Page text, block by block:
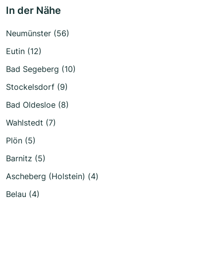
In der Nähe
Neumünster (56)
Eutin (12)
Bad Segeberg (10)
Stockelsdorf (9)
Bad Oldesloe (8)
Wahlstedt (7)
Plön (5)
Barnitz (5)
Ascheberg (Holstein) (4)
Belau (4)